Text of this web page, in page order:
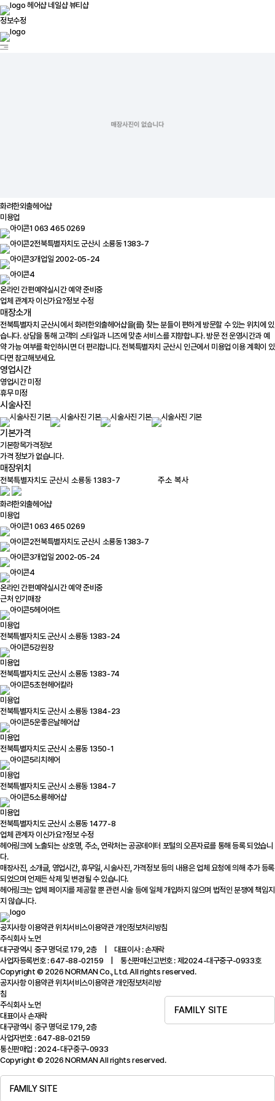
헤어샵 네일샵뷰티샵
정보수정
화려한외출헤어샵
미용업
063 465 0269
전북특별자치도 군산시 소룡동 1383-7
개업일 2002-05-24
온라인 간편예약실시간 예약 준비중
업체 관계자 이신가요?정보 수정
매장소개
전북특별자치 군산시에서 화려한외출헤어샵을(를) 찾는 분들이 편하게 방문할 수 있는 위치에 있
습니다. 상담을 통해 고객의 스타일과 니즈에 맞춘 서비스를 지향합니다. 방문 전 운영시간과 예
약 가능 여부를 확인하시면 더 편리합니다. 전북특별자치 군산시 인근에서 미용업 이용 계획이 있
다면 참고해보세요.
영업시간
영업시간 미정
휴무 미정
시술사진
기본가격
기본항목가격정보
가격 정보가 없습니다.
매장위치
주소 복사
화려한외출헤어샵
미용업
063 465 0269
전북특별자치도 군산시 소룡동 1383-7
개업일 2002-05-24
온라인 간편예약실시간 예약 준비중
근처 인기매장
헤어아트
미용업
전북특별자치도 군산시 소룡동 1383-24
강원장
미용업
전북특별자치도 군산시 소룡동 1383-74
초현헤어칼라
미용업
전북특별자치도 군산시 소룡동 1384-23
운좋은날헤어샵
미용업
전북특별자치도 군산시 소룡동 1350-1
리치헤어
미용업
전북특별자치도 군산시 소룡동 1384-7
소룡헤어샵
미용업
전북특별자치도 군산시 소룡동 1477-8
업체 관계자 이신가요?정보 수정
헤어링크에 노출되는 상호명, 주소, 연락처는 공공데이터 포털의 오픈자료를 통해 등록 되었습니
다.
매장사진, 소개글, 영업시간, 휴무일, 시술사진, 가격정보 등의 내용은 업체 요청에 의해 추가 등록
되었으며 언제든 삭제 및 변경될 수 있습니다.
헤어링크는 업체 페이지를 제공할 뿐 관련 시술 등에 일체 개입하지 않으며 법적인 분쟁에 책임지
지 않습니다.
공지사항이용약관위치서비스이용약관개인정보처리방침
주식회사 노먼
대구광역시 중구 명덕로 179, 2층 | 대표이사 : 손재락
사업자등록번호 : 647-88-02159 | 통신판매신고번호 : 제2024-대구중구-0933호
Copyright © 2026 NORMAN Co., Ltd. All rights reserved.
FAMILY SITE
공지사항이용약관위치서비스이용약관개인정보처리방
침
주식회사 노먼
대표이사 손재락
대구광역시 중구 명덕로 179, 2층
사업자번호 : 647-88-02159
통신판매업 : 2024-대구중구-0933
Copyright © 2026 NORMAN All rights reserved.
FAMILY SITE